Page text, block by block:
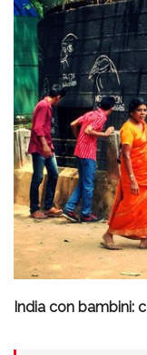
India con bambini: